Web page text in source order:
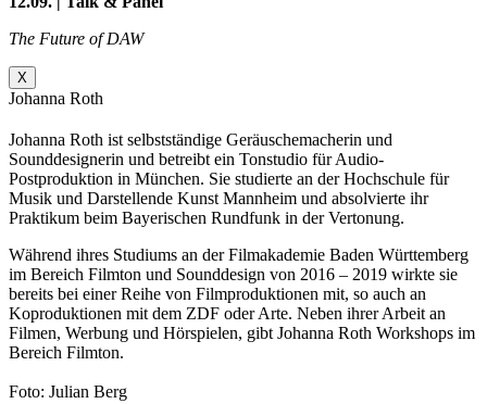
The Future of DAW
X
Johanna Roth
Johanna Roth ist selbstständige Geräuschemacherin und
Sounddesignerin und betreibt ein Tonstudio für Audio-
Postproduktion in München. Sie studierte an der Hochschule für
Musik und Darstellende Kunst Mannheim und absolvierte ihr
Praktikum beim Bayerischen Rundfunk in der Vertonung.
Während ihres Studiums an der Filmakademie Baden Württemberg
im Bereich Filmton und Sounddesign von 2016 – 2019 wirkte sie
bereits bei einer Reihe von Filmproduktionen mit, so auch an
Koproduktionen mit dem ZDF oder Arte. Neben ihrer Arbeit an
Filmen, Werbung und Hörspielen, gibt Johanna Roth Workshops im
Bereich Filmton.
Foto: Julian Berg